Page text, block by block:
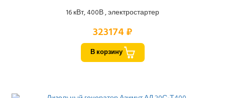
16 кВт, 400В , электростартер
323174 ₽
В корзину